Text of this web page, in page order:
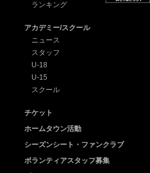
ランキング
アカデミー/スクール
ニュース
スタッフ
U-18
U-15
スクール
チケット
ホームタウン活動
シーズンシート・ファンクラブ
ボランティアスタッフ募集